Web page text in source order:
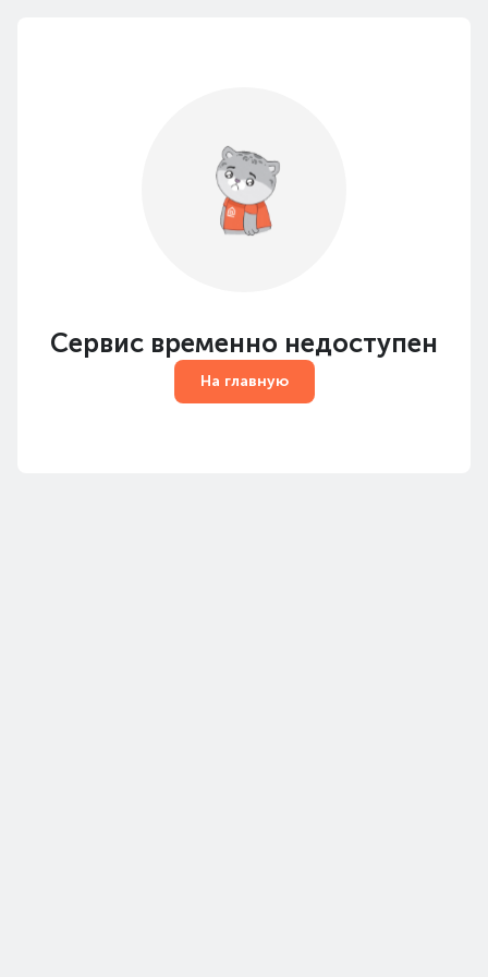
Сервис временно недоступен
На главную